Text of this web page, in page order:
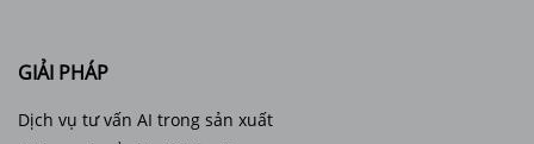
GIẢI PHÁP
Dịch vụ tư vấn AI trong sản xuất